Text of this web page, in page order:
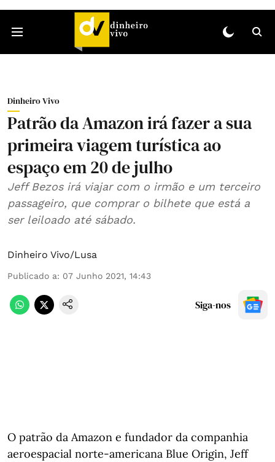
Dinheiro Vivo
Patrão da Amazon irá fazer a sua
primeira viagem turística ao
espaço em 20 de julho
Jeff Bezos irá viajar com o irmão e um terceiro
passageiro, que comprar o bilhete que está a
ser leiloado até sábado.
Dinheiro Vivo/Lusa
Publicado a: 07 Junho 2021, 14:43
Siga-nos
O patrão da Amazon e fundador da companhia
aeroespacial norte-americana Blue Origin, Jeff